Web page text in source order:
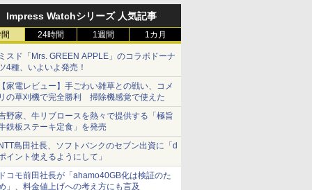
Impress Watchシリーズ 人気記事
24時間 1週間 1カ月
スド「Mrs. GREEN APPLE」のコラボドーナ
4種、いよいよ発売！
家電レビュー】手ごわい雑草との戦い、コメ
の草刈機で完全勝利 掃除機感覚で使えた
野家、牛リブロースを熱々で提供する「極旨
鉄板ステーキ定食」を発売
島田社長、ソフトバンクのセブン出資に「d
イント使えるようにして」
コモ前田社長が「ahamo40GB化は検証のた
」、料金値上げへの考え方にも言及